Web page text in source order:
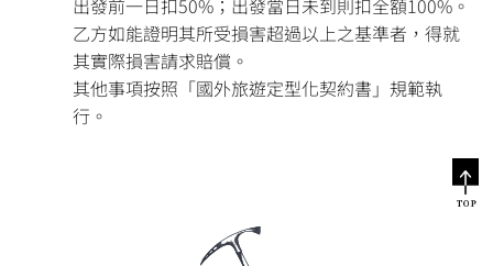
乙方如能證明其所受損害超過以上之基準者，得就
其實際損害請求賠償。
其他事項按照「國外旅遊定型化契約書」規範執
行。